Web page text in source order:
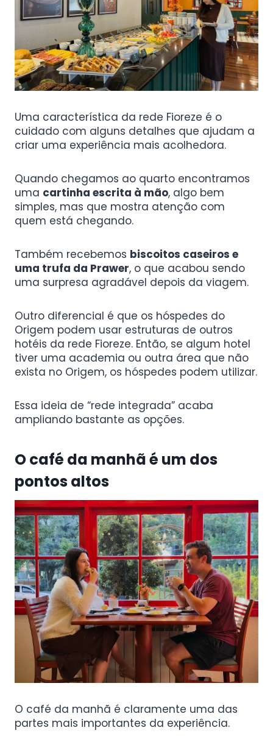
Uma característica da rede Fioreze é o
cuidado com alguns detalhes que ajudam a
criar uma experiência mais acolhedora.
Quando chegamos ao quarto encontramos
uma cartinha escrita à mão, algo bem
simples, mas que mostra atenção com
quem está chegando.
Também recebemos biscoitos caseiros e
uma trufa da Prawer, o que acabou sendo
uma surpresa agradável depois da viagem.
Outro diferencial é que os hóspedes do
Origem podem usar estruturas de outros
hotéis da rede Fioreze. Então, se algum hotel
tiver uma academia ou outra área que não
exista no Origem, os hóspedes podem utilizar.
Essa ideia de “rede integrada” acaba
ampliando bastante as opções.
O café da manhã é um dos
pontos altos
O café da manhã é claramente uma das
partes mais importantes da experiência.